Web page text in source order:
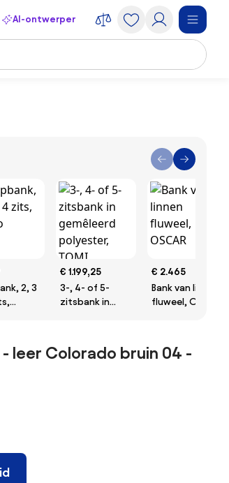
AI-ontwerper
2, 3
€ 1.199,25
3-, 4- of 5-
zitsbank in
€ 2.465
Bank van linnen
fluweel, OSCAR
leer Colorado bruin 04 -